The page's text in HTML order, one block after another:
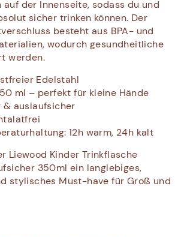
auf der Innenseite, sodass du und
sicher trinken können. Der
besteht aus BPA- und
wodurch gesundheitliche
werden.
Edelstahl
ml – perfekt für kleine Hände
& auslaufsicher
12h warm, 24h kalt
Liewood Kinder Trinkflasche
350ml ein langlebiges,
stylisches Must-have für Groß und